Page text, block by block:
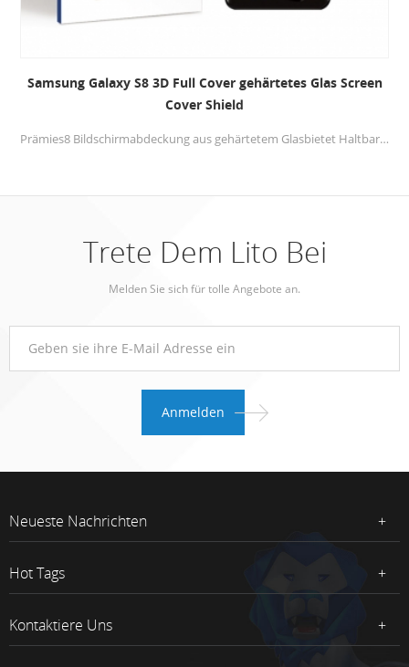
Samsung Galaxy S8 3D Full Cover gehärtetes Glas Screen
Cover Shield
Prämies8 Bildschirmabdeckung aus gehärtetem Glasbietet Haltbarkeit und bietet beispiellosen Kratzschutz. Glas mit vollem Kleber, wird die beste Berührung für Ihr Mobiltelefon zur Verfügung stellen.
Trete Dem Lito Bei
Melden Sie sich für tolle Angebote an.
Neueste Nachrichten
Hot Tags
Kontaktiere Uns